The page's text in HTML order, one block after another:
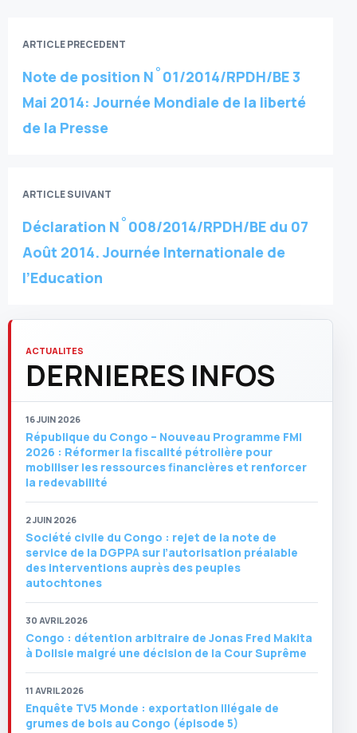
ARTICLE PRECEDENT
Note de position N˚01/2014/RPDH/BE 3
Mai 2014: Journée Mondiale de la liberté
de la Presse
ARTICLE SUIVANT
Déclaration N˚008/2014/RPDH/BE du 07
Août 2014. Journée Internationale de
l’Education
ACTUALITES
DERNIERES INFOS
16 JUIN 2026
République du Congo – Nouveau Programme FMI
2026 : Réformer la fiscalité pétrolière pour
mobiliser les ressources financières et renforcer
la redevabilité
2 JUIN 2026
Société civile du Congo : rejet de la note de
service de la DGPPA sur l’autorisation préalable
des interventions auprès des peuples
autochtones
30 AVRIL 2026
Congo : détention arbitraire de Jonas Fred Makita
à Dolisie malgré une décision de la Cour Suprême
11 AVRIL 2026
Enquête TV5 Monde : exportation illégale de
grumes de bois au Congo (épisode 5)